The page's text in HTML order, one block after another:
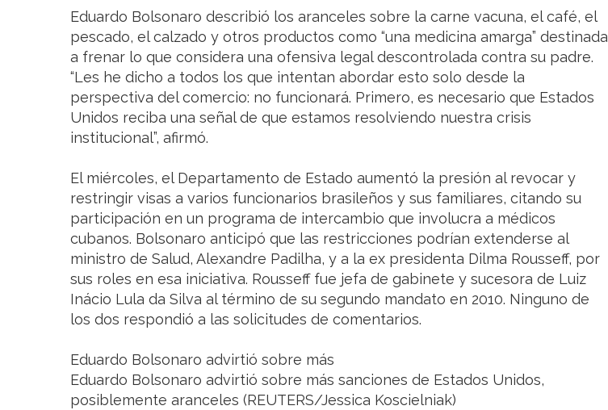
Eduardo Bolsonaro describió los aranceles sobre la carne vacuna, el café, el
pescado, el calzado y otros productos como “una medicina amarga” destinada
a frenar lo que considera una ofensiva legal descontrolada contra su padre.
“Les he dicho a todos los que intentan abordar esto solo desde la
perspectiva del comercio: no funcionará. Primero, es necesario que Estados
Unidos reciba una señal de que estamos resolviendo nuestra crisis
institucional”, afirmó.
El miércoles, el Departamento de Estado aumentó la presión al revocar y
restringir visas a varios funcionarios brasileños y sus familiares, citando su
participación en un programa de intercambio que involucra a médicos
cubanos. Bolsonaro anticipó que las restricciones podrían extenderse al
ministro de Salud, Alexandre Padilha, y a la ex presidenta Dilma Rousseff, por
sus roles en esa iniciativa. Rousseff fue jefa de gabinete y sucesora de Luiz
Inácio Lula da Silva al término de su segundo mandato en 2010. Ninguno de
los dos respondió a las solicitudes de comentarios.
Eduardo Bolsonaro advirtió sobre más
Eduardo Bolsonaro advirtió sobre más sanciones de Estados Unidos,
posiblemente aranceles (REUTERS/Jessica Koscielniak)